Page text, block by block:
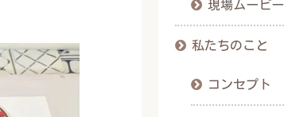
現場ムービー
私たちのこと
コンセプト